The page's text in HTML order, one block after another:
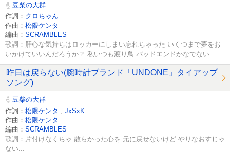
豆柴の大群
作詞： クロちゃん
作曲： 松隈ケンタ
編曲： SCRAMBLES
歌詞：肝心な気持ちはロッカーにしまい忘れちゃった いくつまで夢をお
いかけていいんだろうか？ 私いつも渡り鳥 バッドエンドかなでない...
昨日は戻らない(腕時計ブランド「UNDONE」タイアップ
ソング)
豆柴の大群
作詞： 松隈ケンタ
JxSxK
作曲： 松隈ケンタ
編曲： SCRAMBLES
歌詞：片付けなくちゃ 散らかった心を 元に戻せないけど やりなおすじゃ
ない...